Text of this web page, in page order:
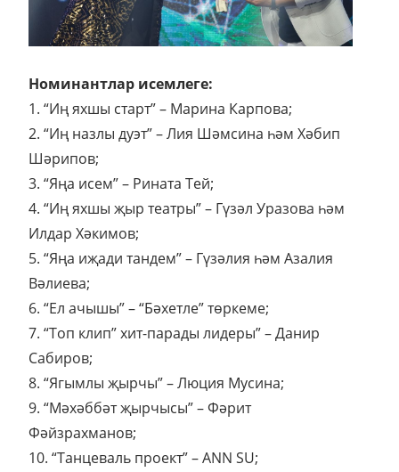
Номинантлар исемлеге:
1. “Иң яхшы старт” – Марина Карпова;
2. “Иң назлы дуэт” – Лия Шәмсина һәм Хәбип
Шәрипов;
3. “Яңа исем” – Рината Тей;
4. “Иң яхшы җыр театры” – Гүзәл Уразова һәм
Илдар Хәкимов;
5. “Яңа иҗади тандем” – Гүзәлия һәм Азалия
Вәлиева;
6. “Ел ачышы” – “Бәхетле” төркеме;
7. “Топ клип” хит-парады лидеры” – Данир
Сабиров;
8. “Ягымлы җырчы” – Люция Мусина;
9. “Мәхәббәт җырчысы” – Фәрит
Фәйзрахманов;
10. “Танцеваль проект” – ANN SU;